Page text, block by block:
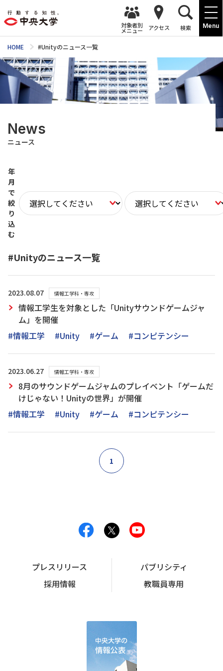
Menu
対象者別
メニュー アクセス 検索
HOME #Unityのニュース一覧
News
ニュース
年
月
で
絞
り
込
む
#Unityのニュース一覧
2023.08.07 情報工学科・専攻
情報工学生を対象とした「Unityサウンドゲームジャ
ム」を開催
#情報工学
#Unity #ゲーム #コンピテンシー
2023.06.27 情報工学科・専攻
8月のサウンドゲームジャムのプレイベント「ゲームだ
けじゃない！Unityの世界」が開催
#情報工学
#Unity #ゲーム #コンピテンシー
1
プレスリリース
パブリシティ
採用情報
教職員専用